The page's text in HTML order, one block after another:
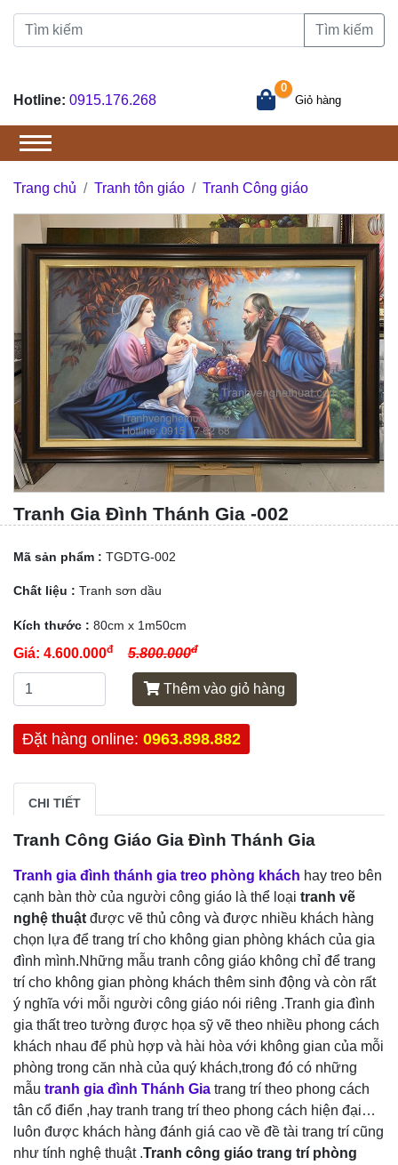
Tìm kiếm
Hotline: 0915.176.268
0
Giỏ hàng
Trang chủ Tranh tôn giáo Tranh Công giáo
Tranh Gia Đình Thánh Gia -002
Mã sản phẩm : TGDTG-002
Chất liệu : Tranh sơn dầu
Kích thước : 80cm x 1m50cm
Giá: 4.600.000đ 5.800.000đ
Thêm vào giỏ hàng
Đặt hàng online: 0963.898.882
CHI TIẾT
Tranh Công Giáo Gia Đình Thánh Gia
Tranh gia đình thánh gia treo phòng khách hay treo bên
cạnh bàn thờ của người công giáo là thể loại tranh vẽ
nghệ thuật được vẽ thủ công và được nhiều khách hàng
chọn lựa để trang trí cho không gian phòng khách của gia
đình mình.Những mẫu tranh công giáo không chỉ để trang
trí cho không gian phòng khách thêm sinh động và còn rất
ý nghĩa với mỗi người công giáo nói riêng .Tranh gia đình
gia thất treo tường được họa sỹ vẽ theo nhiều phong cách
khách nhau để phù hợp và hài hòa với không gian của mỗi
phòng trong căn nhà của quý khách,trong đó có những
mẫu tranh gia đình Thánh Gia trang trí theo phong cách
tân cổ điển ,hay tranh trang trí theo phong cách hiện đại…
luôn được khách hàng đánh giá cao về đề tài trang trí cũng
như tính nghệ thuật .Tranh công giáo trang trí phòng